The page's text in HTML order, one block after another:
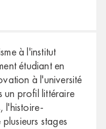
à l'institut
étudiant en
à l'université
un profil littéraire
l'histoire-
stages